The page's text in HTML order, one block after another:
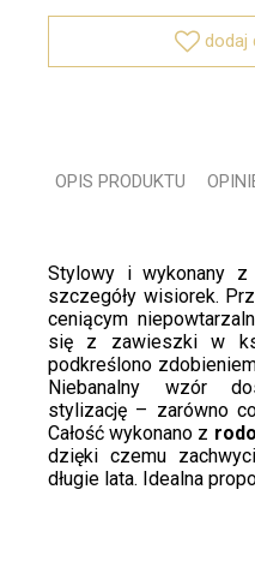
 dodaj
OPIS PRODUKTU
Stylowy i wykonany z
szczegóły wisiorek.
ceniącym
się z zawieszki w
podkreślono
Niebanalny wzór
stylizację – zarówno
Całość wykonano z
dzięki czemu
długie lata. Idealna